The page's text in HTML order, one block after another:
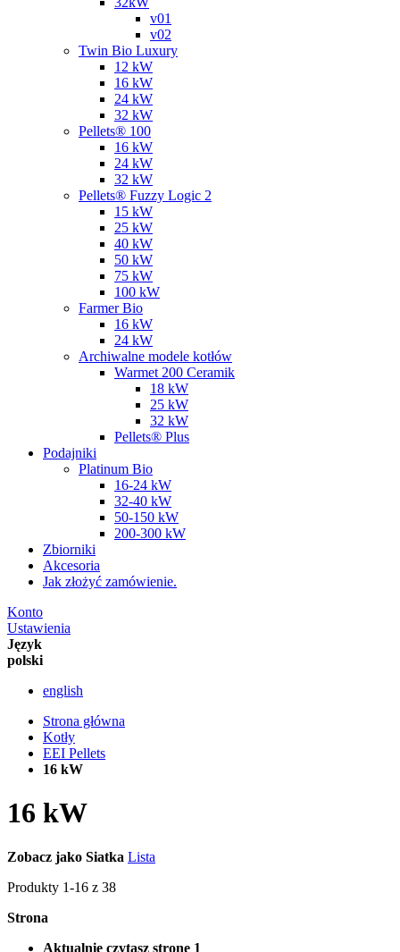
v01
v02
Twin Bio Luxury
12 kW
16 kW
24 kW
32 kW
Pellets® 100
16 kW
24 kW
32 kW
Pellets® Fuzzy Logic 2
15 kW
25 kW
40 kW
50 kW
75 kW
100 kW
Farmer Bio
16 kW
24 kW
Archiwalne modele kotłów
Warmet 200 Ceramik
18 kW
25 kW
32 kW
Pellets® Plus
Podajniki
Platinum Bio
16-24 kW
32-40 kW
50-150 kW
200-300 kW
Zbiorniki
Akcesoria
Jak złożyć zamówienie.
Konto
Ustawienia
Język
polski
english
Strona główna
Kotły
EEI Pellets
16 kW
16 kW
Zobacz jako Siatka Lista
Produkty 1-16 z 38
Strona
Aktualnie czytasz stronę 1